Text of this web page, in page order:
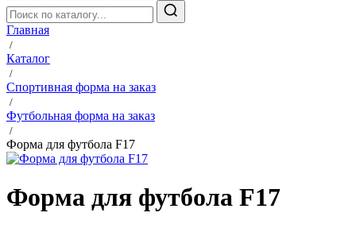
Главная
/
Каталог
/
Спортивная форма на заказ
/
Футбольная форма на заказ
/
Форма для футбола F17
Форма для футбола F17